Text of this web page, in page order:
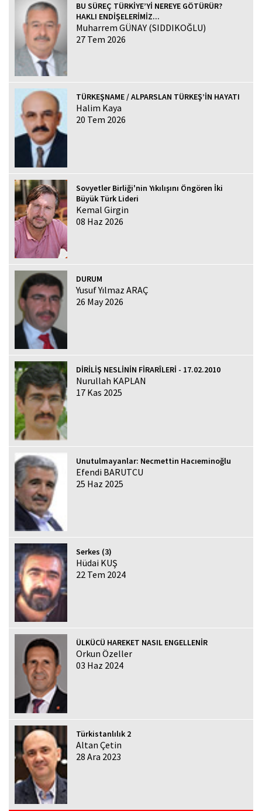
BU SÜREÇ TÜRKİYE’Yİ NEREYE GÖTÜRÜR?
HAKLI ENDİŞELERİMİZ...
Muharrem GÜNAY (SIDDIKOĞLU)
27 Tem 2026
TÜRKEŞNAME / ALPARSLAN TÜRKEŞ’İN HAYATI
Halim Kaya
20 Tem 2026
Sovyetler Birliği'nin Yıkılışını Öngören İki
Büyük Türk Lideri
Kemal Girgin
08 Haz 2026
DURUM
Yusuf Yılmaz ARAÇ
26 May 2026
DİRİLİŞ NESLİNİN FİRARÎLERİ - 17.02.2010
Nurullah KAPLAN
17 Kas 2025
Unutulmayanlar: Necmettin Hacıeminoğlu
Efendi BARUTCU
25 Haz 2025
Serkes (3)
Hüdai KUŞ
22 Tem 2024
ÜLKÜCÜ HAREKET NASIL ENGELLENİR
Orkun Özeller
03 Haz 2024
Türkistanlılık 2
Altan Çetin
28 Ara 2023